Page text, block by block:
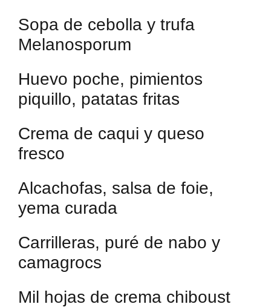
Sopa de cebolla y trufa
Melanosporum
Huevo poche, pimientos
piquillo, patatas fritas
Crema de caqui y queso
fresco
Alcachofas, salsa de foie,
yema curada
Carrilleras, puré de nabo y
camagrocs
Mil hojas de crema chiboust